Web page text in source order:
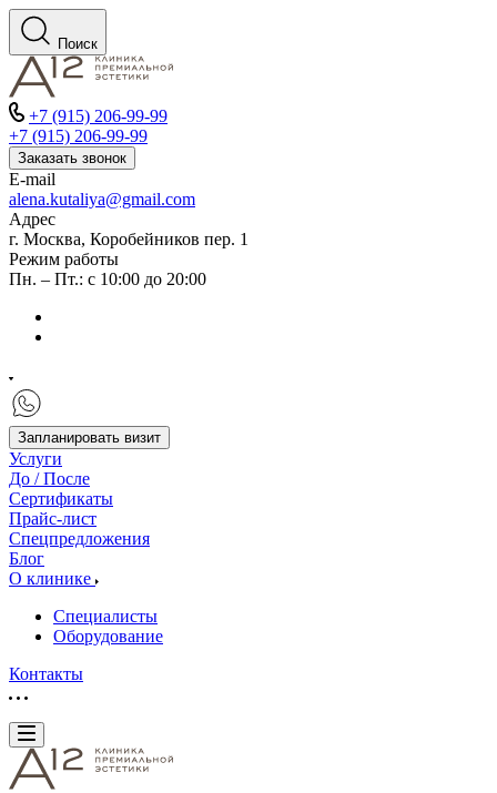
Поиск
+7 (915) 206-99-99
+7 (915) 206-99-99
Заказать звонок
E-mail
alena.kutaliya@gmail.com
Адрес
г. Москва, Коробейников пер. 1
Режим работы
Пн. – Пт.: с 10:00 до 20:00
Запланировать визит
Услуги
До / После
Сертификаты
Прайс-лист
Спецпредложения
Блог
О клинике
Специалисты
Оборудование
Контакты